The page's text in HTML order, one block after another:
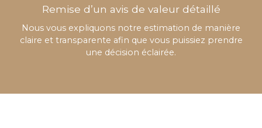
Remise d’un avis de valeur détaillé
Nous vous expliquons notre estimation de manière
claire et transparente afin que vous puissiez prendre
une décision éclairée.